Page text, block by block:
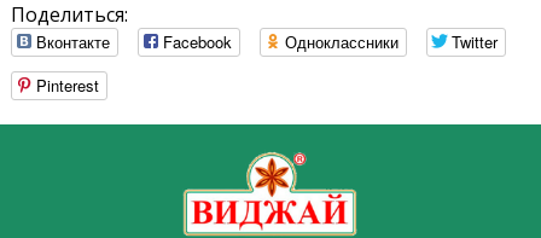
Поделиться:
Вконтакте Facebook Одноклассники
Twitter
Pinterest